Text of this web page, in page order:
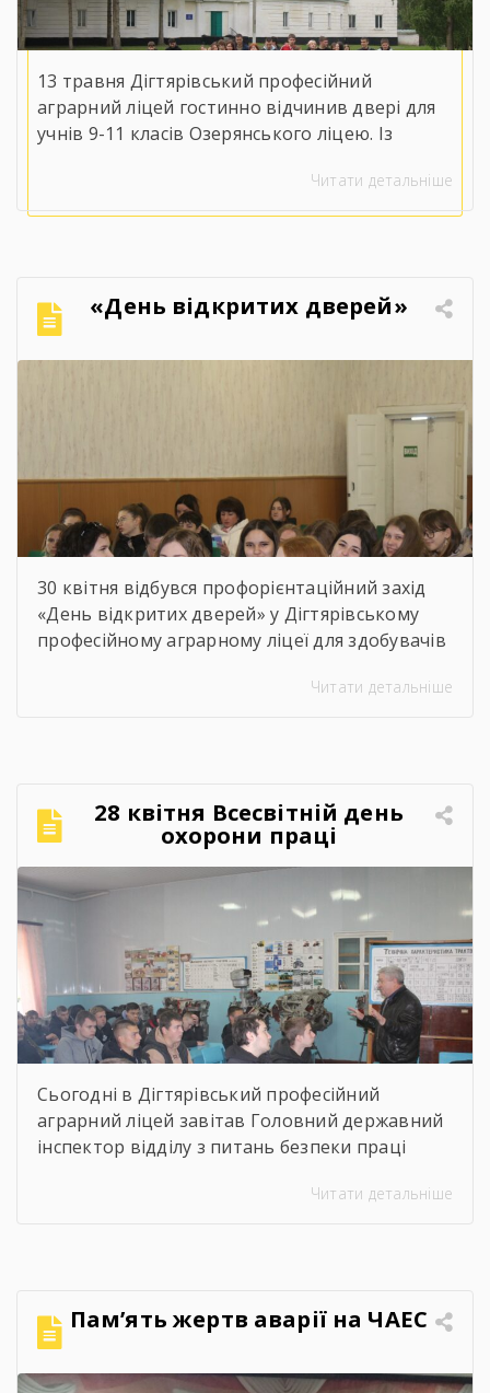
13 травня Дігтярівський професійний
аграрний ліцей гостинно відчинив двері для
учнів 9-11 класів Озерянського ліцею. Із
звернувся заступник директора з навчально-
виробничої роботи Сергій Коломієць, який
навчання та правилами прийому на 2026 рік.
Для гостей організували оглядову екскурсію
кабінетами, майстернями, лабораторіями та
Читати детальніше
«День відкритих дверей»
30 квітня відбувся профорієнтаційний захід
«День відкритих дверей» у Дігтярівському
професійному аграрному ліцеї для здобувачів
Срібнянського ліцеїв. Всіх учасників заходу
прийому 2026 року заступник директора з
навчально-виробничої роботи Сергій
Коломієць. Для майбутніх абітурієнтів було
проведено […]
Читати детальніше
28 квітня Всесвітній день
охорони праці
Сьогодні в Дігтярівський професійний
аграрний ліцей завітав Головний державний
інспектор відділу з питань безпеки праці
Чернігівській області Центрального
здорових умов праці». Сучасна концепція
безпеки праці давно вийшла за межі […]
Читати детальніше
Пам’ять жертв аварії на ЧАЕС